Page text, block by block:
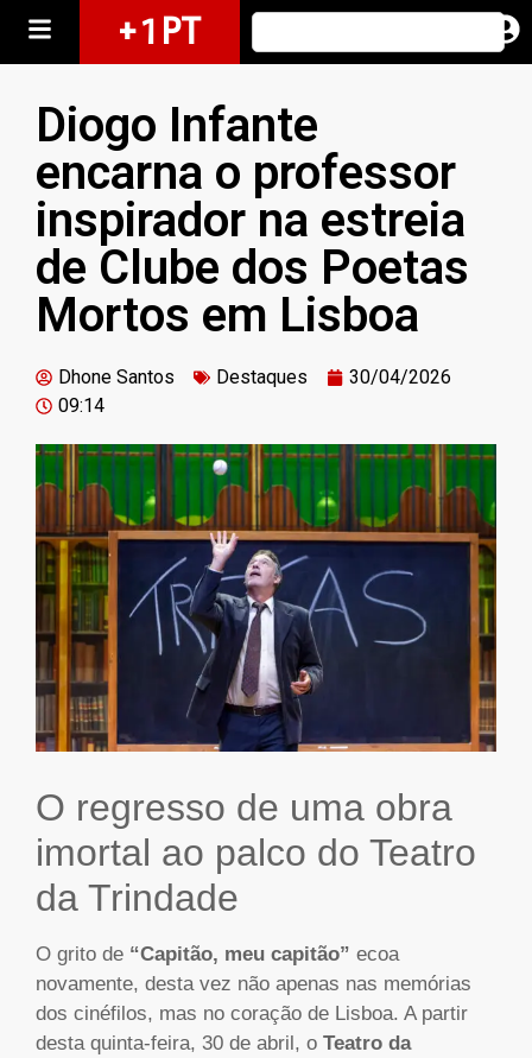
+ 1 PT
Diogo Infante
encarna o professor
inspirador na estreia
de Clube dos Poetas
Mortos em Lisboa
Dhone Santos Destaques
30/04/2026
09:14
O regresso de uma obra
imortal ao palco do Teatro
da Trindade
O grito de “Capitão, meu capitão” ecoa
novamente, desta vez não apenas nas memórias
dos cinéfilos, mas no coração de Lisboa. A partir
desta quinta-feira, 30 de abril, o Teatro da